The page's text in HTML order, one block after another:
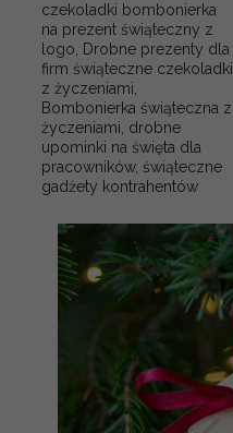
czekoladki bombonierka
na prezent świąteczny z
logo, Drobne prezenty dla
firm świąteczne czekoladki
z życzeniami,
Bombonierka świąteczna z
życzeniami, drobne
upominki na święta dla
pracowników, świąteczne
gadżety kontrahentów